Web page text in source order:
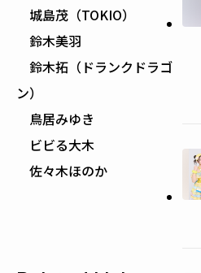
城島茂（TOKIO）
鈴木美羽
鈴木拓（ドランクドラゴ
ン）
鳥居みゆき
ビビる大木
佐々木ほのか